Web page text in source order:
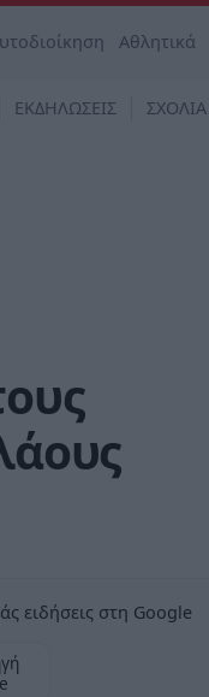
Αθλητικά
ΕΚΔΗΛΩΣΕΙΣ ΣΧΟΛΙΑ
ειδήσεις στη Google